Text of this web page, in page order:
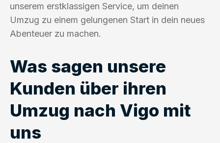
unserem erstklassigen Service, um deinen
Umzug zu einem gelungenen Start in dein neues
Abenteuer zu machen.
Was sagen unsere
Kunden über ihren
Umzug nach Vigo mit
uns